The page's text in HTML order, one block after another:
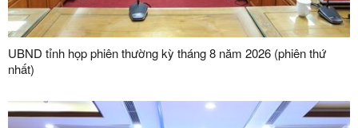
UBND tỉnh họp phiên thường kỳ tháng 8 năm 2026 (phiên thứ
nhất)